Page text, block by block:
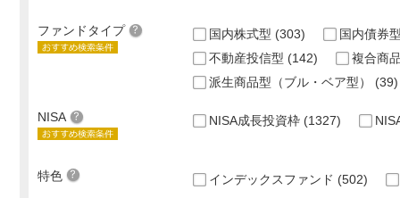
ファンドタイプ 国内株式型 (303)
国内債券
不動産投信型 (142)
複合商
派生商品型（ブル・ベア型）
(39)
NISA NISA成長投資枠 (1327)
特色 インデックスファンド (502)